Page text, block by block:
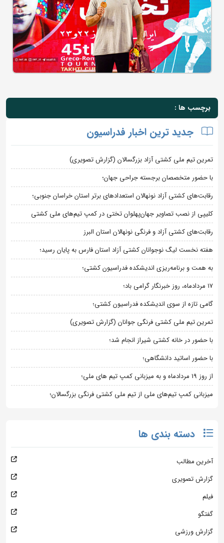
برچسب ها :
جدید ترین اخبار فدراسیون
تمرین تیم ملی کشتی آزاد بزرگسالان (گزارش تصویری)
با حضور متخصصان برجسته جراحی جهان؛
رقابت‌های کشتی آزاد نونهالان استعدادهای برتر استان خراسان جنوبی؛
کلیپی از نصب تصاویر جهان‌پهلوان تختی در کمپ تیم‌های ملی کشتی
رقابت‌های کشتی آزاد و فرنگی نونهالان استان البرز
هفته نخست لیگ نوجوانان کشتی آزاد استان فارس به پایان رسید؛
به همت و برنامه‌ریزی اندیشکده فدراسیون کشتی؛
۱۷ مردادماه، روز خبرنگار گرامی باد؛
گامی تازه از سوی اندیشکده فدراسیون کشتی؛
تمرین تیم ملی کشتی فرنگی جوانان (گزارش تصویری)
با حضور در خانه کشتی شیراز انجام شد؛
با حضور اساتید دانشگاهی؛
از روز 19 مردادماه و به میزبانی کمپ تیم های ملی؛
میزبانی کمپ تیم‌های ملی از تیم ملی کشتی فرنگی بزرگسالان؛
دسته بندی ها
آخرین مطالب
گزارش تصویری
فیلم
گفتگو
گزارش ورزشی